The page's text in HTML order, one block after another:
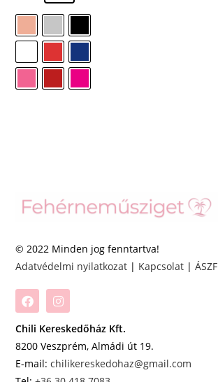
© 2022 Minden jog fenntartva!
Adatvédelmi nyilatkozat | Kapcsolat |ÁSZF
Chili Kereskedőház Kft.
8200 Veszprém, Almádi út 19.
E-mail:chilikereskedohaz@gmail.com